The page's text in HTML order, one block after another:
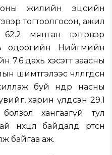
жилийн эцсийн
тогтоолгосон, ажил
62.2 мянган тэтгэвэр
одоогийн Нийгмийн
7.6 дахь хэсэгт заасны
шимтгэлээс чөлөөлөгдсөн
буй өндөр насны
харин үлдсэн 29.1
хангаагүй тул
нөхцөл байдалд өртсөн
байгаа аж.